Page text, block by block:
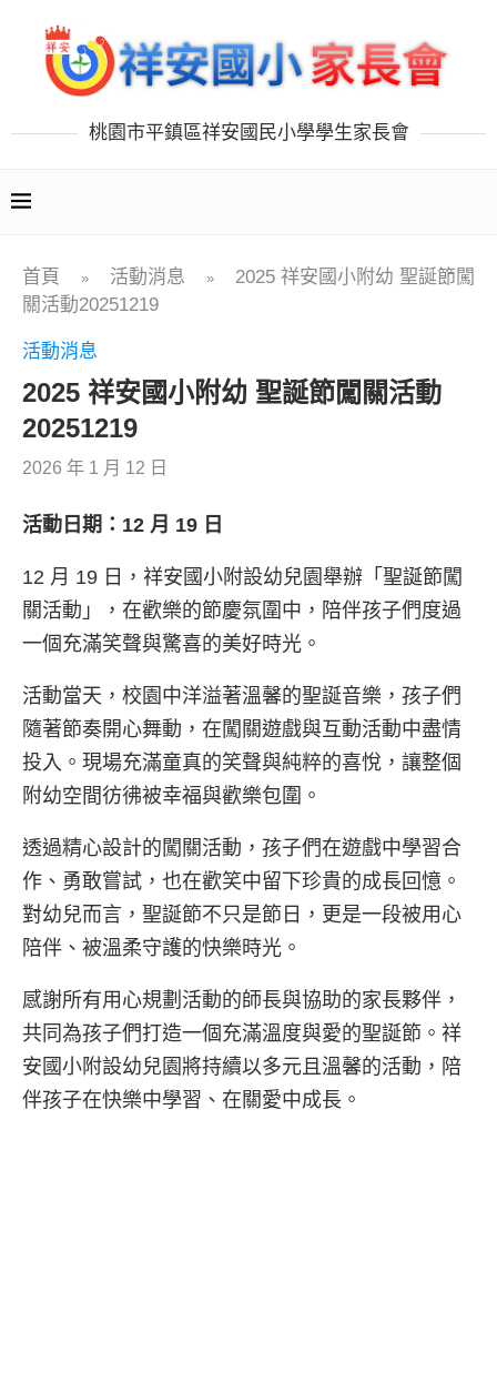
桃園市平鎮區祥安國民小學學生家長會
首頁 » 活動消息 »
2025 祥安國小附幼 聖誕節闖
關活動20251219
活動消息
2025 祥安國小附幼 聖誕節闖關活動
20251219
2026 年 1 月 12 日
活動日期：12 月 19 日
12 月 19 日，祥安國小附設幼兒園舉辦「聖誕節闖
關活動」，在歡樂的節慶氛圍中，陪伴孩子們度過
一個充滿笑聲與驚喜的美好時光。
活動當天，校園中洋溢著溫馨的聖誕音樂，孩子們
隨著節奏開心舞動，在闖關遊戲與互動活動中盡情
投入。現場充滿童真的笑聲與純粹的喜悅，讓整個
附幼空間彷彿被幸福與歡樂包圍。
透過精心設計的闖關活動，孩子們在遊戲中學習合
作、勇敢嘗試，也在歡笑中留下珍貴的成長回憶。
對幼兒而言，聖誕節不只是節日，更是一段被用心
陪伴、被溫柔守護的快樂時光。
感謝所有用心規劃活動的師長與協助的家長夥伴，
共同為孩子們打造一個充滿溫度與愛的聖誕節。祥
安國小附設幼兒園將持續以多元且溫馨的活動，陪
伴孩子在快樂中學習、在關愛中成長。